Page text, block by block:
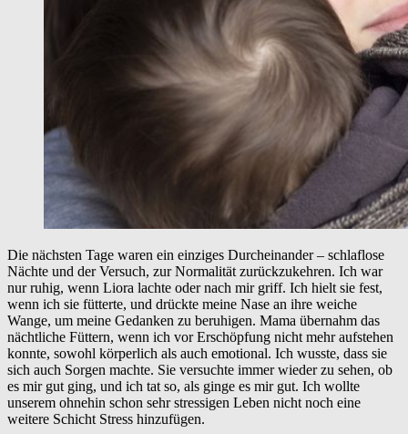
Die nächsten Tage waren ein einziges Durcheinander – schlaflose
Nächte und der Versuch, zur Normalität zurückzukehren. Ich war
nur ruhig, wenn Liora lachte oder nach mir griff. Ich hielt sie fest,
wenn ich sie fütterte, und drückte meine Nase an ihre weiche
Wange, um meine Gedanken zu beruhigen. Mama übernahm das
nächtliche Füttern, wenn ich vor Erschöpfung nicht mehr aufstehen
konnte, sowohl körperlich als auch emotional. Ich wusste, dass sie
sich auch Sorgen machte. Sie versuchte immer wieder zu sehen, ob
es mir gut ging, und ich tat so, als ginge es mir gut. Ich wollte
unserem ohnehin schon sehr stressigen Leben nicht noch eine
weitere Schicht Stress hinzufügen.